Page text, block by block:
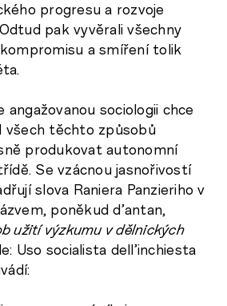
progresu a rozvoje
pak vyvěrali všechny
a smíření tolik
angažovanou sociologii chce
těchto způsobů
produkovat autonomní
Se vzácnou jasnořivostí
slova Raniera Panzieriho v
poněkud d’antan,
užití výzkumu v dělnických
Uso socialista dell’inchiesta